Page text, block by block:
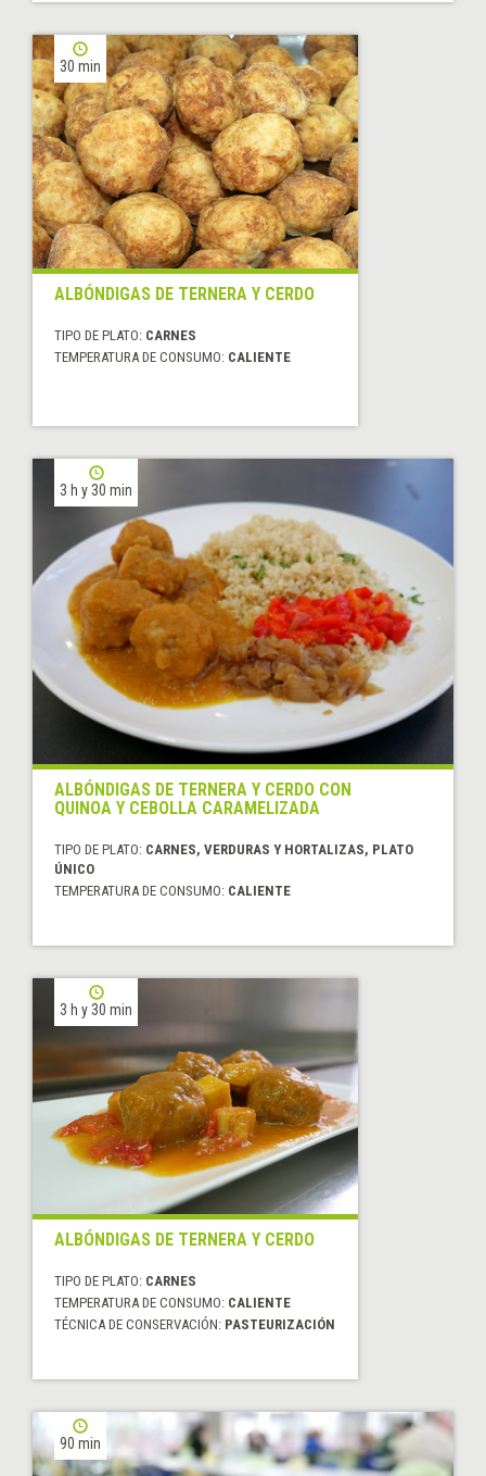
30 min
ALBÓNDIGAS DE TERNERA Y CERDO
TIPO DE PLATO: CARNES
TEMPERATURA DE CONSUMO: CALIENTE
3 h y 30 min
ALBÓNDIGAS DE TERNERA Y CERDO CON
QUINOA Y CEBOLLA CARAMELIZADA
TIPO DE PLATO: CARNES, VERDURAS Y HORTALIZAS, PLATO
ÚNICO
TEMPERATURA DE CONSUMO: CALIENTE
3 h y 30 min
ALBÓNDIGAS DE TERNERA Y CERDO
TIPO DE PLATO: CARNES
TEMPERATURA DE CONSUMO: CALIENTE
TÉCNICA DE CONSERVACIÓN: PASTEURIZACIÓN
90 min